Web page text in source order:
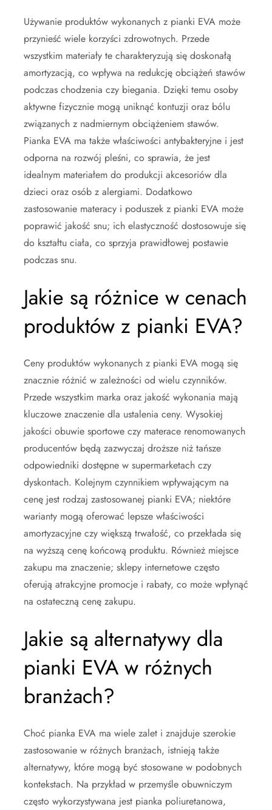
Używanie produktów wykonanych z pianki EVA może
przynieść wiele korzyści zdrowotnych. Przede
wszystkim materiały te charakteryzują się doskonałą
amortyzacją, co wpływa na redukcję obciążeń stawów
podczas chodzenia czy biegania. Dzięki temu osoby
aktywne fizycznie mogą uniknąć kontuzji oraz bólu
związanych z nadmiernym obciążeniem stawów.
Pianka EVA ma także właściwości antybakteryjne i jest
odporna na rozwój pleśni, co sprawia, że jest
idealnym materiałem do produkcji akcesoriów dla
dzieci oraz osób z alergiami. Dodatkowo
zastosowanie materacy i poduszek z pianki EVA może
poprawić jakość snu; ich elastyczność dostosowuje się
do kształtu ciała, co sprzyja prawidłowej postawie
podczas snu.
Jakie są różnice w cenach
produktów z pianki EVA?
Ceny produktów wykonanych z pianki EVA mogą się
znacznie różnić w zależności od wielu czynników.
Przede wszystkim marka oraz jakość wykonania mają
kluczowe znaczenie dla ustalenia ceny. Wysokiej
jakości obuwie sportowe czy materace renomowanych
producentów będą zazwyczaj droższe niż tańsze
odpowiedniki dostępne w supermarketach czy
dyskontach. Kolejnym czynnikiem wpływającym na
cenę jest rodzaj zastosowanej pianki EVA; niektóre
warianty mogą oferować lepsze właściwości
amortyzacyjne czy większą trwałość, co przekłada się
na wyższą cenę końcową produktu. Również miejsce
zakupu ma znaczenie; sklepy internetowe często
oferują atrakcyjne promocje i rabaty, co może wpłynąć
na ostateczną cenę zakupu.
Jakie są alternatywy dla
pianki EVA w różnych
branżach?
Choć pianka EVA ma wiele zalet i znajduje szerokie
zastosowanie w różnych branżach, istnieją także
alternatywy, które mogą być stosowane w podobnych
kontekstach. Na przykład w przemyśle obuwniczym
często wykorzystywana jest pianka poliuretanowa,